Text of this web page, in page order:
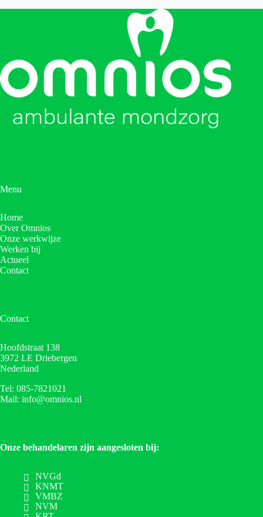
Menu
Home
Over Omnios
Onze werkwijze
Werken bij
Actueel
Contact
Contact
Hoofdstraat 138
3972 LE Driebergen
Nederland
Tel: 085-7821021
Mail: info@omnios.nl
Onze behandelaren zijn aangesloten bij:
NVGd
KNMT
VMBZ
NVM